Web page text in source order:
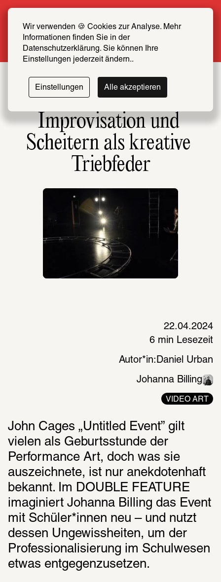
Wir verwenden 🍪 Cookies zur Analyse. Mehr
Informationen finden Sie in der
Datenschutzerklärung. Sie können Ihre
Einstellungen jederzeit ändern..
Einstellungen Alle akzeptieren
SCHIRN FREUND*IN werden
Mehr erfahren
Improvisation und
Scheitern als kreative
Triebfeder
22.04.2024
6 min Lesezeit
Autor*in: Daniel Urban
Johanna Billing
VIDEO ART
John Cages „Untitled Event” gilt
vielen als Geburtsstunde der
Performance Art, doch was sie
auszeichnete, ist nur anekdotenhaft
bekannt. Im DOUBLE FEATURE
imaginiert Johanna Billing das Event
mit Schüler*innen neu – und nutzt
dessen Ungewissheiten, um der
Professionalisierung im Schulwesen
etwas entgegenzusetzen.